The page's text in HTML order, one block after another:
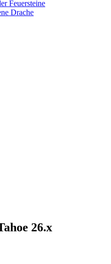
Feuersteine
Drache
26.x